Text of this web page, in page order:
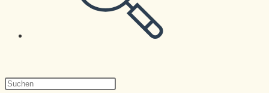
umschalten
Press